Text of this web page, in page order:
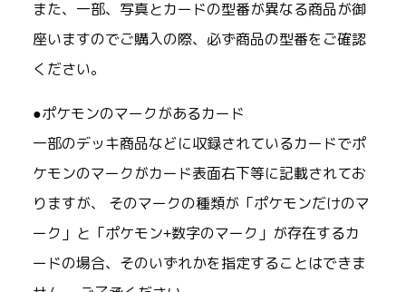
また、一部、写真とカードの型番が異なる商品が御
座いますのでご購入の際、必ず商品の型番をご確認
ください。
●ポケモンのマークがあるカード
一部のデッキ商品などに収録されているカードでポ
ケモンのマークがカード表面右下等に記載されてお
りますが、 そのマークの種類が「ポケモンだけのマ
ーク」と「ポケモン+数字のマーク」が存在するカ
ードの場合、そのいずれかを指定することはできま